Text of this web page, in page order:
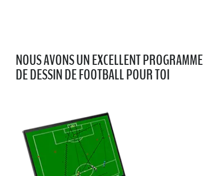
NOUS AVONS UN EXCELLENT PROGRAMME
DE DESSIN DE FOOTBALL POUR TOI